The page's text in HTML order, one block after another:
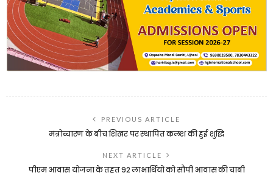
PREVIOUS ARTICLE
मंत्रोच्चारण के बीच शिखर पर स्थापित कलश की हुई शुद्धि
NEXT ARTICLE
पीएम आवास योजना के तहत 92 लाभार्थियों को सौंपी आवास की चाबी